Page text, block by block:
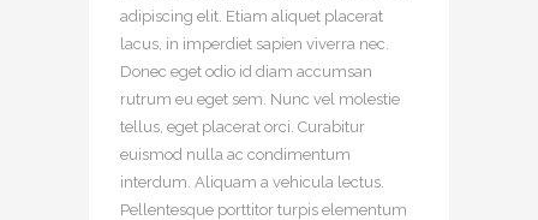
adipiscing elit. Etiam aliquet placerat
lacus, in imperdiet sapien viverra nec.
Donec eget odio id diam accumsan
rutrum eu eget sem. Nunc vel molestie
tellus, eget placerat orci. Curabitur
euismod nulla ac condimentum
interdum. Aliquam a vehicula lectus.
Pellentesque porttitor turpis elementum